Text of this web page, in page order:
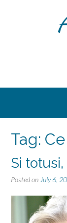
Tag:
Si
Posted on July 6,